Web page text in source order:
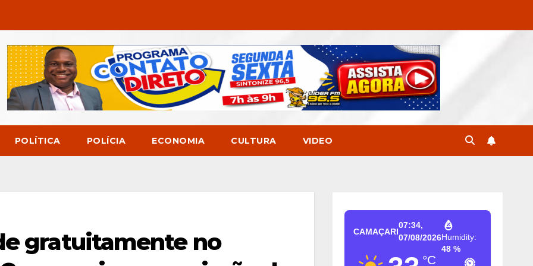
POLÍTICA POLÍCIA ECONOMIA CULTURA VIDEO
gratuitamente no
CAMAÇARI
07:34,
07/08/2026
°C
Humidity:
48 %